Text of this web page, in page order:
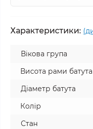
Характеристики:
Вікова група
Висота рами батута
Діаметр батута
Колір
Стан